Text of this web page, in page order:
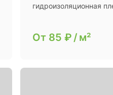
гидроизоляционная
От 85 ₽ / м²